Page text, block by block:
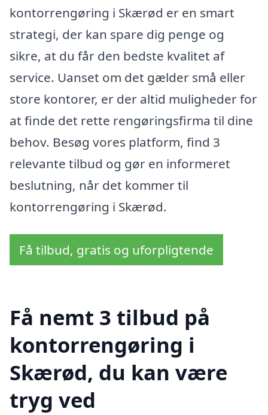
kontorrengøring i Skærød er en smart
strategi, der kan spare dig penge og
sikre, at du får den bedste kvalitet af
service. Uanset om det gælder små eller
store kontorer, er der altid muligheder for
at finde det rette rengøringsfirma til dine
behov. Besøg vores platform, find 3
relevante tilbud og gør en informeret
beslutning, når det kommer til
kontorrengøring i Skærød.
Få tilbud, gratis og uforpligtende
Få nemt 3 tilbud på
kontorrengøring i
Skærød, du kan være
tryg ved